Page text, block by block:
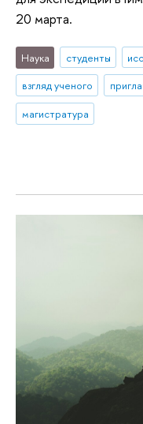
20 марта.
Наука студенты
взгляд ученого
магистратура